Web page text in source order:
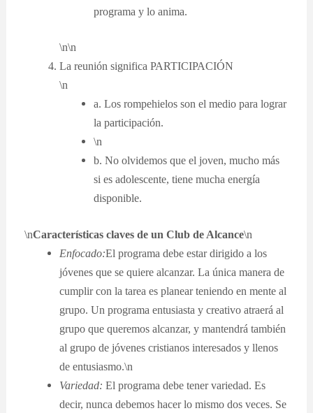
programa y lo anima.
\n\n
La reunión significa PARTICIPACIÓN
\n
a. Los rompehielos son el medio para lograr
la participación.
\n
b. No olvidemos que el joven, mucho más
si es adolescente, tiene mucha energía
disponible.
\nCaracterísticas claves de un Club de Alcance\n
Enfocado:El programa debe estar dirigido a los
jóvenes que se quiere alcanzar. La única manera de
cumplir con la tarea es planear teniendo en mente al
grupo. Un programa entusiasta y creativo atraerá al
grupo que queremos alcanzar, y mantendrá también
al grupo de jóvenes cristianos interesados y llenos
de entusiasmo.\n
Variedad: El programa debe tener variedad. Es
decir, nunca debemos hacer lo mismo dos veces. Se